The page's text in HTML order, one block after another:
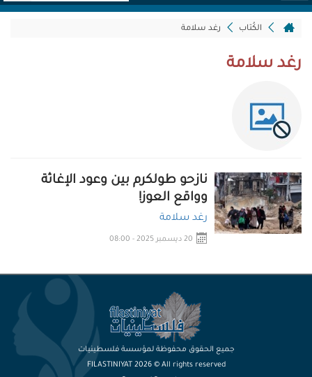
الكُتاب رغد سلامة
رغد سلامة
نازحو طولكرم بين وعود الإغاثة
وواقع العوز!
رغد سلامة
20 ديسمبر 2025 - 08:00
جميع الحقوق محفوظة لمؤسسة فلسطينيات
FILASTINIYAT 2026 © All rights reserved